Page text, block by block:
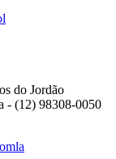
do Jordão
- (12) 98308-0050